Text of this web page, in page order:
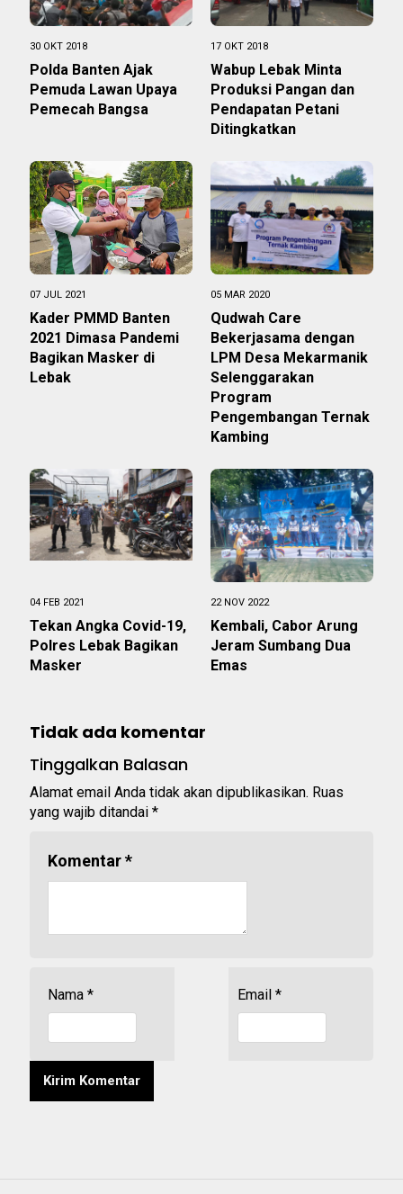
30 OKT 2018
Polda Banten Ajak
Pemuda Lawan Upaya
Pemecah Bangsa
17 OKT 2018
Wabup Lebak Minta
Produksi Pangan dan
Pendapatan Petani
Ditingkatkan
07 JUL 2021
Kader PMMD Banten
2021 Dimasa Pandemi
Bagikan Masker di
Lebak
05 MAR 2020
Qudwah Care
Bekerjasama dengan
LPM Desa Mekarmanik
Selenggarakan
Program
Pengembangan Ternak
Kambing
04 FEB 2021
Tekan Angka Covid-19,
Polres Lebak Bagikan
Masker
22 NOV 2022
Kembali, Cabor Arung
Jeram Sumbang Dua
Emas
Tidak ada komentar
Tinggalkan Balasan
Alamat email Anda tidak akan dipublikasikan. Ruas
yang wajib ditandai *
Komentar*
Nama * Email *